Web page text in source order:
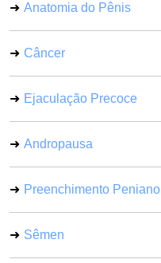
Anatomia do Pênis
Câncer
Ejaculação Precoce
Andropausa
Preenchimento Peniano
Sêmen